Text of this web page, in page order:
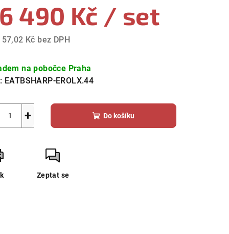
490 Kč / set
Kč bez DPH
na pobočce Praha
EATBSHARP-EROLX.44
+ Do košíku
Zeptat se